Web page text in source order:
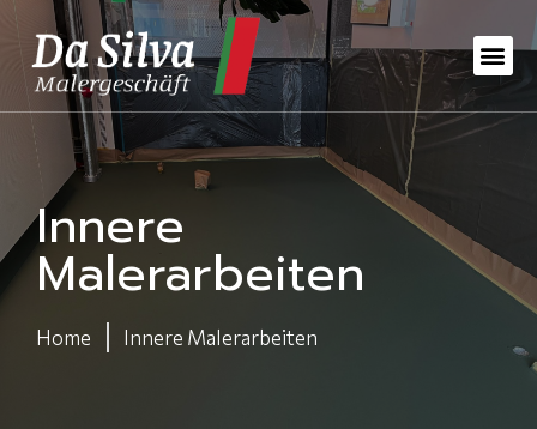
Innere
Malerarbeiten
Home Innere Malerarbeiten